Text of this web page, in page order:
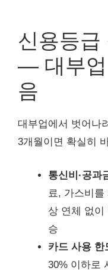
신용등급
— 대부업
음
대부업에서 벗어나
3개월이면 확실히
통신비·공과
료, 가스비
상 연체 없이
승
카드 사용 한
30% 이하로